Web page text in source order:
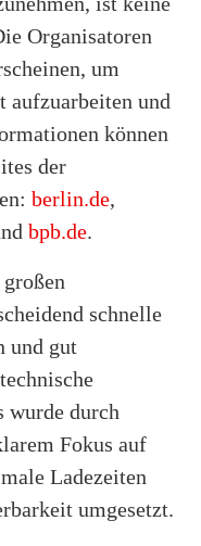
Organisatoren
um
aufzuarbeiten und
können
der
berlin.de,
bpb.de.
schnelle
und gut
wurde durch
Fokus auf
Ladezeiten
umgesetzt.